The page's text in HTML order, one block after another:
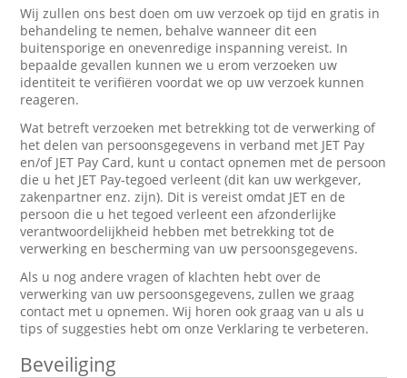
Wij zullen ons best doen om uw verzoek op tijd en gratis in
behandeling te nemen, behalve wanneer dit een
buitensporige en onevenredige inspanning vereist. In
bepaalde gevallen kunnen we u erom verzoeken uw
identiteit te verifiëren voordat we op uw verzoek kunnen
reageren.
Wat betreft verzoeken met betrekking tot de verwerking of
het delen van persoonsgegevens in verband met JET Pay
en/of JET Pay Card, kunt u contact opnemen met de persoon
die u het JET Pay-tegoed verleent (dit kan uw werkgever,
zakenpartner enz. zijn). Dit is vereist omdat JET en de
persoon die u het tegoed verleent een afzonderlijke
verantwoordelijkheid hebben met betrekking tot de
verwerking en bescherming van uw persoonsgegevens.
Als u nog andere vragen of klachten hebt over de
verwerking van uw persoonsgegevens, zullen we graag
contact met u opnemen. Wij horen ook graag van u als u
tips of suggesties hebt om onze Verklaring te verbeteren.
Beveiliging